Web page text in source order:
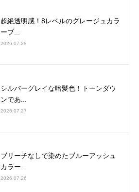
超絶透明感！8レベルのグレージュカラ
ーブ...
2026.07.28
シルバーグレイな暗髪色！トーンダウ
ンであ...
2026.07.27
ブリーチなしで染めたブルーアッシュ
カラー...
2026.07.26